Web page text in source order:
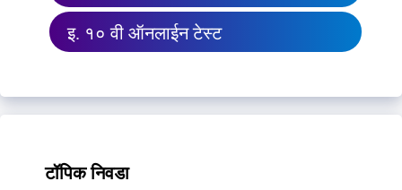
इ. १० वी ऑनलाईन टेस्ट
टॉपिक निवडा